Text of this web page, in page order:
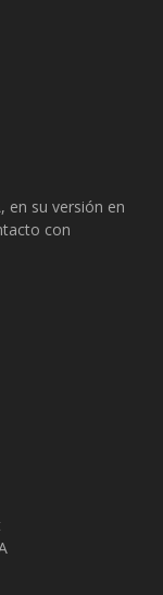
, en su versión en
con